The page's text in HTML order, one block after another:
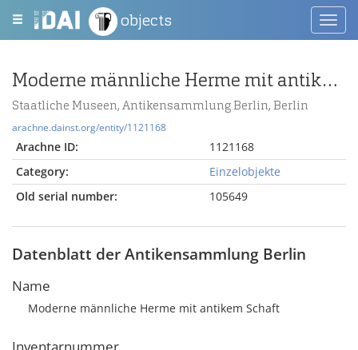
objects
Moderne männliche Herme mit antikem Schaft
Staatliche Museen, Antikensammlung Berlin, Berlin
arachne.dainst.org/entity/1121168
Arachne ID:
1121168
Category:
Einzelobjekte
Old serial number:
105649
Datenblatt der Antikensammlung Berlin
Name
Moderne männliche Herme mit antikem Schaft